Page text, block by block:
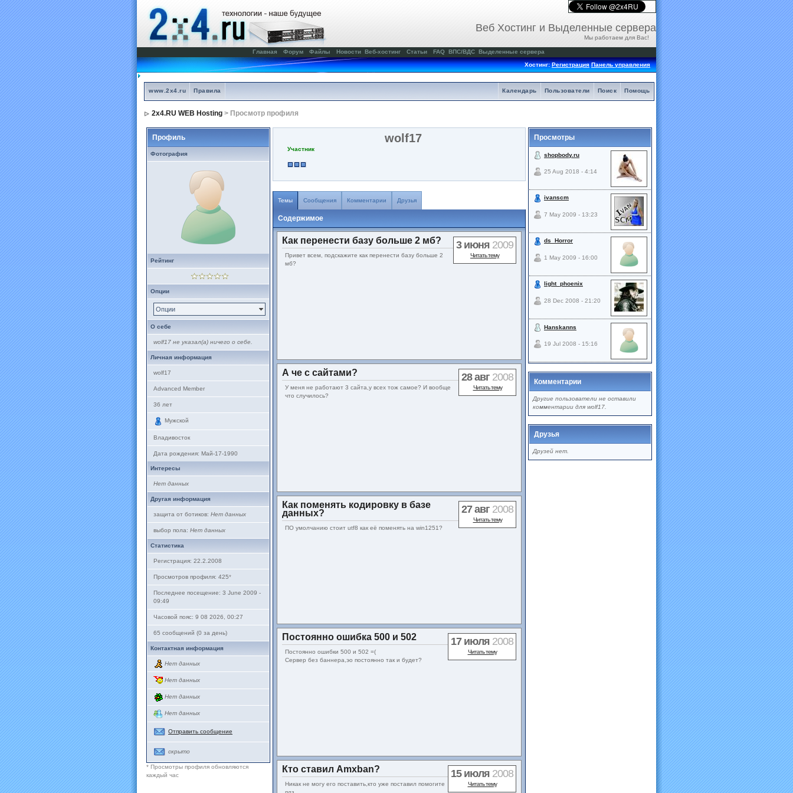
Веб Хостинг и Выделенные сервера
Мы работаем для Вас!
Главная Форум Файлы Новости Веб-хостинг Статьи FAQ ВПС/ВДС Выделенные сервера
Хостинг:Регистрация Панель управления
www.2x4.ru Правила Помощь
Поиск
Пользователи
Календарь
2x4.RU WEB Hosting > Просмотр профиля
Профиль
Фотография
Рейтинг
Опции
Опции
О себе
wolf17 не указал(а) ничего о себе.
Личная информация
wolf17
Advanced Member
36 лет
Мужской
Владивосток
Дата рождения: Май-17-1990
Интересы
Нет данных
Другая информация
защита от ботиков: Нет данных
выбор пола: Нет данных
Статистика
Регистрация: 22.2.2008
Просмотров профиля: 425*
Последнее посещение: 3 June 2009 -
09:49
Часовой пояс: 9 08 2026, 00:27
65 сообщений (0 за день)
Контактная информация
Нет данных
Нет данных
Нет данных
Нет данных
Отправить сообщение
скрыто
* Просмотры профиля обновляются
каждый час
wolf17
Участник
Темы Сообщения Комментарии Друзья
Содержимое
3 июня 2009
Читать тему
Как перенести базу больше 2 мб?
Привет всем, подскажите как перенести базу больше 2
мб?
28 авг 2008
Читать тему
А че с сайтами?
У меня не работают 3 сайта,у всех тож самое? И вообще
что случилось?
27 авг 2008
Читать тему
Как поменять кодировку в базе
данных?
ПО умолчанию стоит utf8 как её поменять на win1251?
17 июля 2008
Читать тему
Постоянно ошибка 500 и 502
Постоянно ошибки 500 и 502 =(
Сервер без баннера,эо постоянно так и будет?
15 июля 2008
Читать тему
Кто ставил Amxban?
Никак не могу его поставить,кто уже поставил помогите
Просмотры
shopbody.ru
25 Aug 2018 - 4:14
ivanscm
7 May 2009 - 13:23
ds_Horror
1 May 2009 - 16:00
light_phoenix
28 Dec 2008 - 21:20
Hanskanns
19 Jul 2008 - 15:16
Комментарии
Другие пользователи не оставили
комментарии для wolf17.
Друзья
Друзей нет.